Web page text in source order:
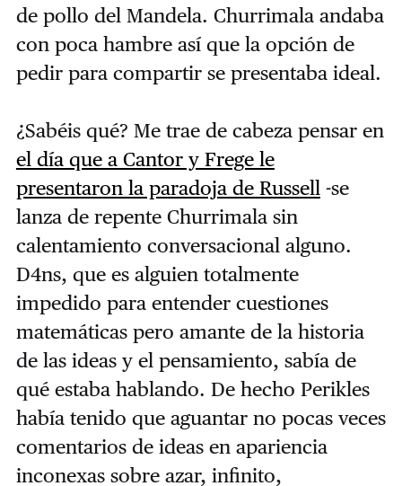
de pollo del Mandela. Churrimala andaba
con poca hambre así que la opción de
pedir para compartir se presentaba ideal.
¿Sabéis qué? Me trae de cabeza pensar en
el día que a Cantor y Frege le
presentaron la paradoja de Russell-se
lanza de repente Churrimala sin
calentamiento conversacional alguno.
D4ns, que es alguien totalmente
impedido para entender cuestiones
matemáticas pero amante de la historia
de las ideas y el pensamiento, sabía de
qué estaba hablando. De hecho Perikles
había tenido que aguantar no pocas veces
comentarios de ideas en apariencia
inconexas sobre azar, infinito,